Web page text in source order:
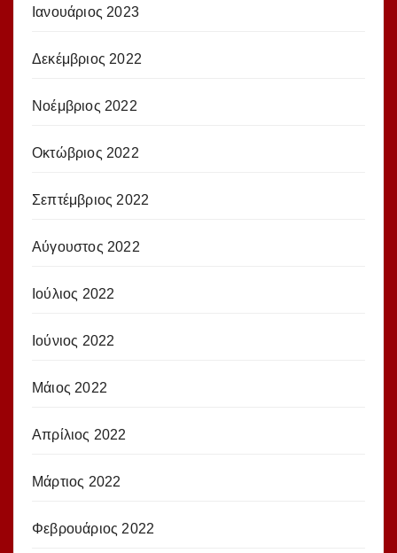
Ιανουάριος 2023
Δεκέμβριος 2022
Νοέμβριος 2022
Οκτώβριος 2022
Σεπτέμβριος 2022
Αύγουστος 2022
Ιούλιος 2022
Ιούνιος 2022
Μάιος 2022
Απρίλιος 2022
Μάρτιος 2022
Φεβρουάριος 2022